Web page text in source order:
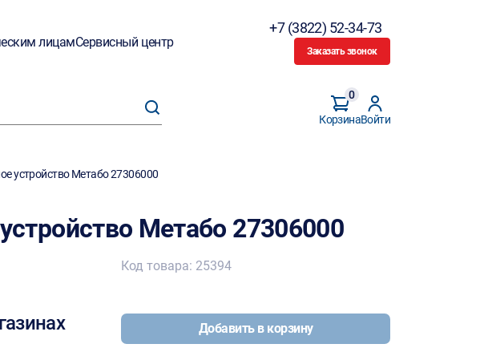
лицамСервисный центр
+7 (3822) 52-34-73
Заказать звонок
Корзина
0
Войти
устройство Метабо 27306000
Метабо 27306000
Код товара: 25394
Добавить в корзину